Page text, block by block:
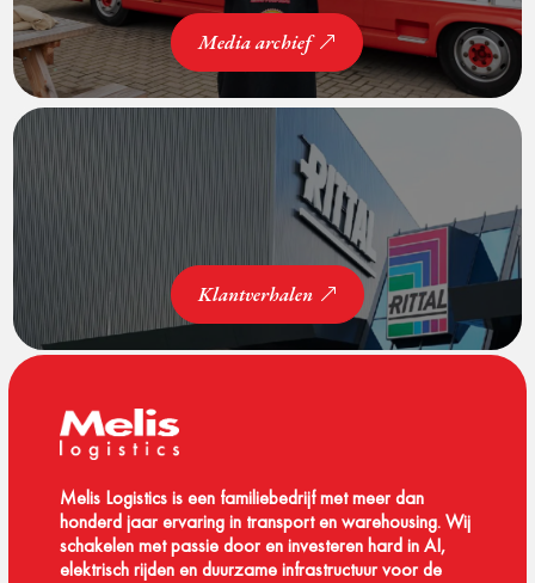
Media archief
Klantverhalen
Melis Logistics is een familiebedrijf met meer dan
honderd jaar ervaring in transport en warehousing. Wij
schakelen met passie door en investeren hard in AI,
elektrisch rijden en duurzame infrastructuur voor de